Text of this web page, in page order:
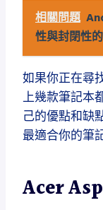
相關問題
性與封閉性
如果你正在尋
上幾款筆記本
己的優點和缺
最適合你的筆
Acer